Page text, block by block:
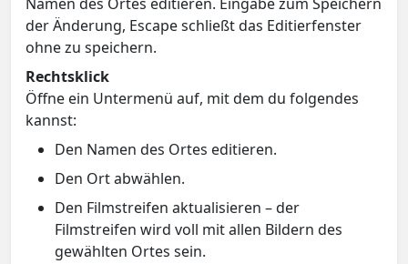
der Änderung, Escape schließt das Editierfenster
ohne zu speichern.
Rechtsklick
Öffne ein Untermenü auf, mit dem du folgendes
kannst:
Den Namen des Ortes editieren.
Den Ort abwählen.
Den Filmstreifen aktualisieren – der
Filmstreifen wird voll mit allen Bildern des
gewählten Ortes sein.